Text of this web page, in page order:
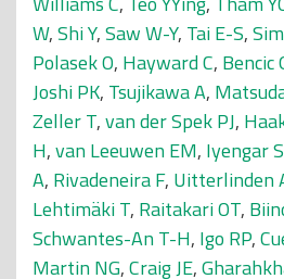
W,Shi Y,Saw W-Y, Tai E-S,
Polasek O, Hayward C, Bencic
Joshi PK, Tsujikawa A,
Zeller T,van der Spek PJ,
H,van Leeuwen EM, Iyengar
A, Rivadeneira F, Uitterlinden
Lehtimäki T, Raitakari OT,
Schwantes-An T-H, Igo RP,
Martin NG,Craig JE,